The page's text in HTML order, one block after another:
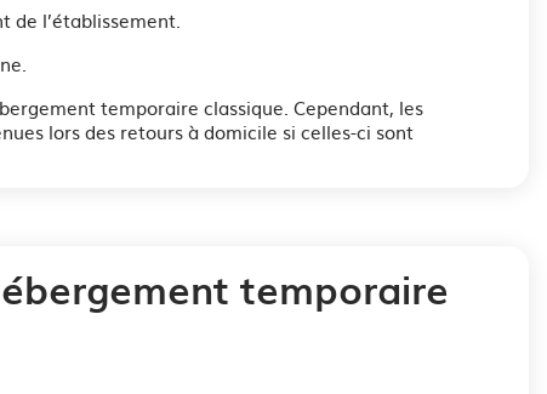
de l’établissement.
temporaire classique. Cependant, les
lors des retours à domicile si celles-ci sont
temporaire